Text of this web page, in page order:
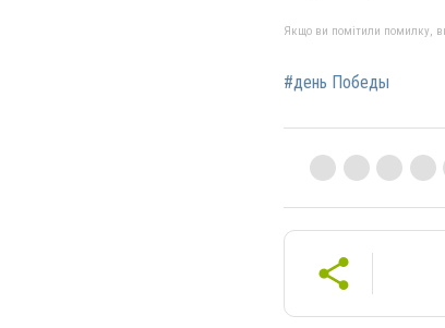
Якщо ви помітили помилку,
#день Победы